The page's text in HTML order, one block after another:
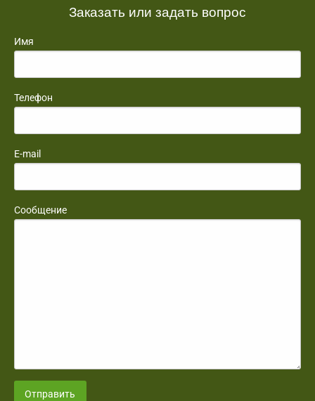
Заказать или задать вопрос
Имя
Телефон
E-mail
Сообщение
Отправить